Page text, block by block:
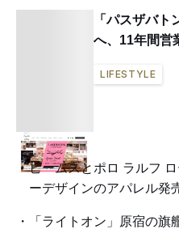
「パスザバ
へ、11年間営
LIFESTYLE
ビームスとポロ ラルフ
ーデザインのアパレル発
「ライトオン」原宿の